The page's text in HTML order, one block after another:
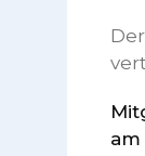
am